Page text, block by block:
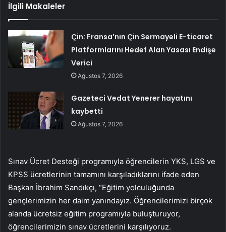
İlgili Makaleler
Çin: Fransa’nın Çin Sermayeli E-ticaret
Platformlarını Hedef Alan Yasası Endişe
Verici
Ağustos 7, 2026
Gazeteci Vedat Yenerer hayatını
kaybetti
Ağustos 7, 2026
Sınav Ücret Desteği programıyla öğrencilerin YKS, LGS ve
KPSS ücretlerinin tamamını karşıladıklarını ifade eden
Başkan İbrahim Sandıkçı, “Eğitim yolculuğunda
gençlerimizin her daim yanındayız. Öğrencilerimizi birçok
alanda ücretsiz eğitim programıyla buluşturuyor,
öğrencilerimizin sınav ücretlerini karşılıyoruz.